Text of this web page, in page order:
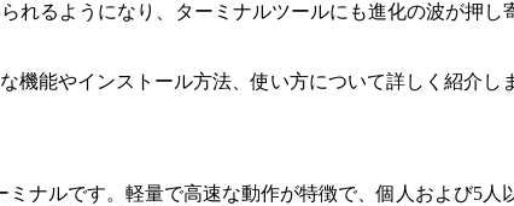
れるようになり、ターミナルツールにも進化の波が押
機能やインストール方法、使い方について詳しく紹介し
ミナルです。軽量で高速な動作が特徴で、個人および5